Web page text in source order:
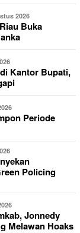
2026
Buka
Kantor Bupati,
Periode
Policing
Jonnedy
Melawan Hoaks